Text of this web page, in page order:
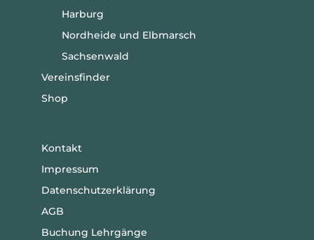
Harburg
Nordheide und Elbmarsch
Sachsenwald
Vereinsfinder
Shop
Kontakt
Impressum
Datenschutzerklärung
AGB
Buchung Lehrgänge